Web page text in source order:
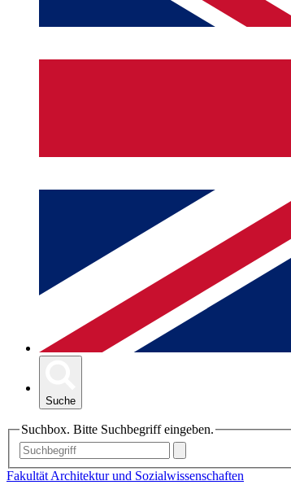
Suche
Suchbox. Bitte Suchbegriff eingeben.
Fakultät Architektur und Sozialwissenschaften